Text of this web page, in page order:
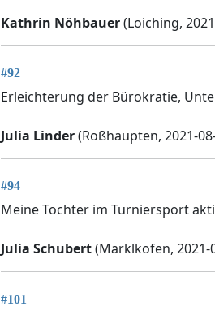
Kathrin Nöhbauer(Loiching,
#92
Erleichterung der Bürokratie,
Julia Linder(Roßhaupten, 2021-
#94
Meine Tochter im Turniersport
Julia Schubert(Marklkofen, 2021-
#101